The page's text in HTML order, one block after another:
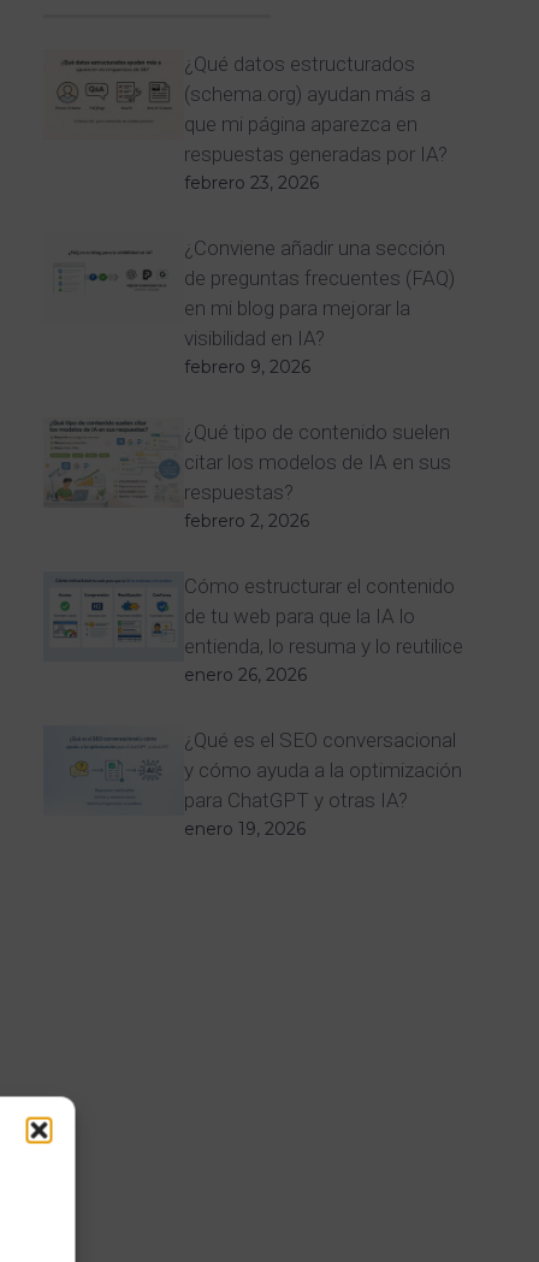
¿Qué datos estructurados
(schema.org) ayudan más a
que mi página aparezca en
respuestas generadas por IA?
febrero 23, 2026
¿Conviene añadir una sección
de preguntas frecuentes (FAQ)
en mi blog para mejorar la
visibilidad en IA?
febrero 9, 2026
¿Qué tipo de contenido suelen
citar los modelos de IA en sus
respuestas?
febrero 2, 2026
Cómo estructurar el contenido
de tu web para que la IA lo
entienda, lo resuma y lo reutilice
enero 26, 2026
¿Qué es el SEO conversacional
y cómo ayuda a la optimización
para ChatGPT y otras IA?
enero 19, 2026